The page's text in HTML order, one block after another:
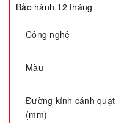
Bảo hành 12 tháng
Công nghệ
Màu
Đường kính cánh quạt
(mm)